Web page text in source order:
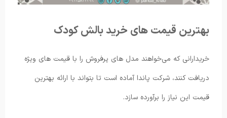
بهترین قیمت های خرید بالش کودک
خریدارانی که می‌خواهند مدل های پرفروش را با قیمت های ویژه
دریافت کنند، شرکت پاندا آماده است تا بتواند با ارائه بهترین
قیمت این نیاز را برآورده سازد.